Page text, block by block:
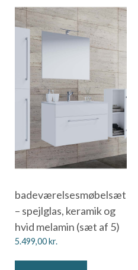
badeværelsesmøbelsæt
– spejlglas, keramik og
hvid melamin (sæt af 5)
5.499,00kr.